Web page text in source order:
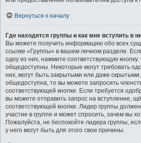
Вернуться к началу
Где находятся группы и как мне вступить в
Вы можете получить информацию обо всех
ссылке «Группы» в вашем личном разделе.
одну из них, нажмите соответствующую
общедоступны. Некоторые могут требовать
них, могут быть закрытыми или даже
общедоступна, то вы можете запросить
соответствующей кнопке. Если требуется
вы можете отправить запрос на вступление,
соответствующей кнопке. Лидер группы
участие в группе и может спросить, зачем вы
Пожалуйста, не беспокойте лидера группы,
у него могут быть для этого свои причины.